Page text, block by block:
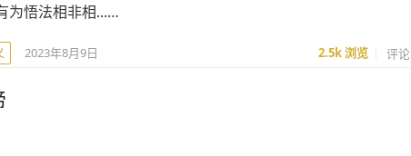
为悟法相非相...…
2023年8月9日 2.5k浏览 评论